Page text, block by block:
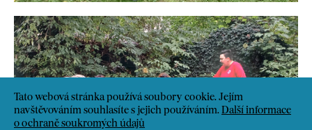
Tato webová stránka používá soubory cookie. Jejím
navštěvováním souhlasíte s jejich používáním. Další informace
o ochraně soukromých údajů